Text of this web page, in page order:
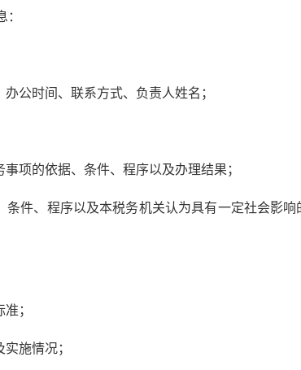
公时间、联系方式、负责人姓名；
项的依据、条件、程序以及办理结果；
条件、程序以及本税务机关认为具有一定社会影响
；
施情况；